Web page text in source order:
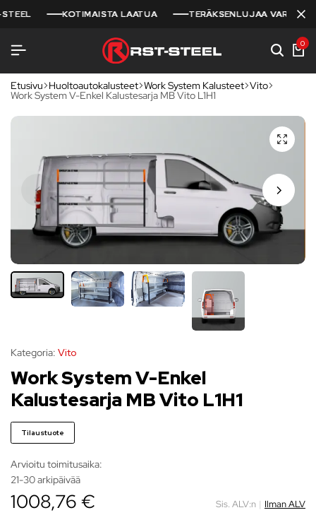
KOTIMAISTA LAATUA TERÄKSENLUJAA VARUSTELUA
KOTIMAISTA LAATUA TERÄKSENLUJAA VARUSTELUA
KOTIMAISTA LAATUA TERÄKSENLUJAA VARUSTELUA
0
Etusivu Huoltoautokalusteet Work System Kalusteet Vito
Work System V-Enkel Kalustesarja MB Vito L1H1
Kategoria: Vito
Work System V-Enkel
Kalustesarja MB Vito L1H1
Tilaustuote
Arvioitu toimitusaika:
21-30 arkipäivää
1008,76 € Sis. ALV:n | Ilman ALV